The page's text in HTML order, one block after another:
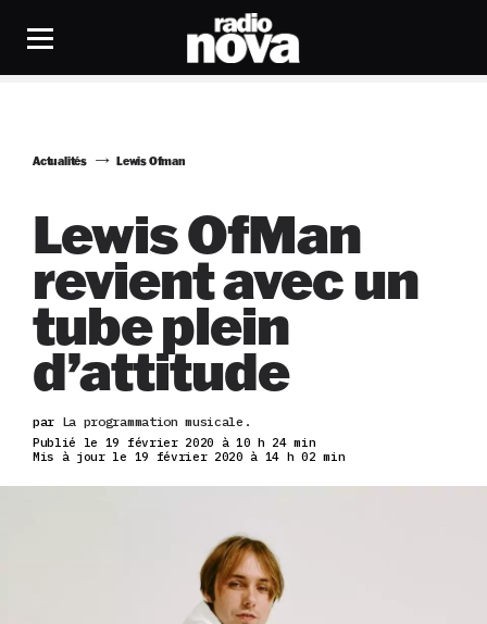
Actualités Lewis Ofman
Lewis OfMan
revient avec un
tube plein
d’attitude
par La programmation musicale.
Publié le 19 février 2020 à 10 h 24 min
Mis à jour le 19 février 2020 à 14 h 02 min